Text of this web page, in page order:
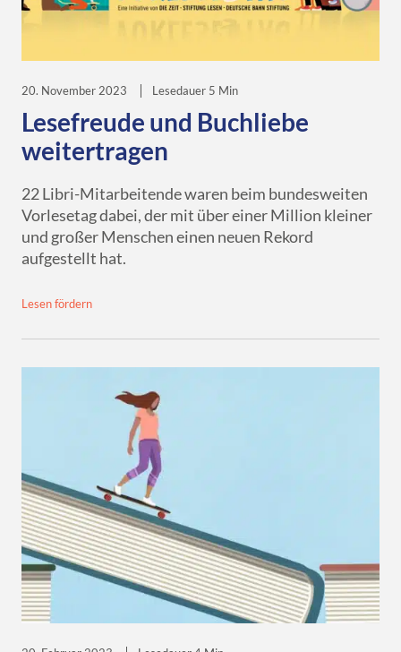
20. November 2023 Lesedauer 5 Min
Lesefreude und Buchliebe
weitertragen
22 Libri-Mitarbeitende waren beim bundesweiten
Vorlesetag dabei, der mit über einer Million kleiner
und großer Menschen einen neuen Rekord
aufgestellt hat.
Lesen fördern